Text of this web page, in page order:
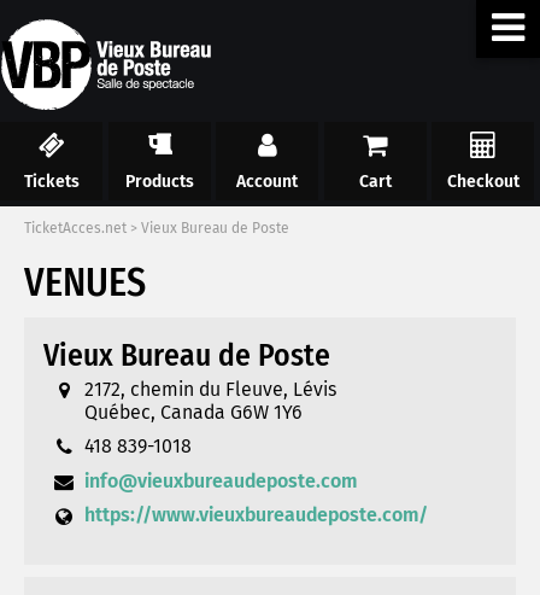
Tickets Products Account Cart Checkout
TicketAcces.net > Vieux Bureau de Poste
VENUES
Vieux Bureau de Poste
2172, chemin du Fleuve, Lévis
Québec, Canada G6W 1Y6
418 839-1018
info@vieuxbureaudeposte.com
https://www.vieuxbureaudeposte.com/